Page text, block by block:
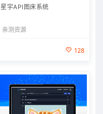
星宇API图床系统
亲测资源
128